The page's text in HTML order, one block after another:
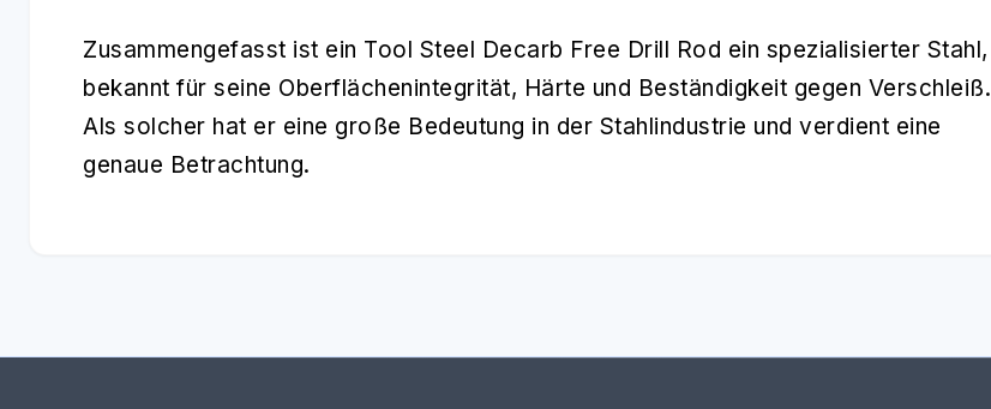
Zusammengefasst ist ein Tool Steel Decarb Free Drill Rod ein spezialisierter Stahl,
bekannt für seine Oberflächenintegrität, Härte und Beständigkeit gegen Verschleiß.
Als solcher hat er eine große Bedeutung in der Stahlindustrie und verdient eine
genaue Betrachtung.